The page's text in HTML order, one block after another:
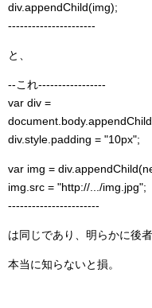
div.appendChild(img);
----------------------
と、
--これ-----------------
var div =
div.style.padding = "10px";
var img =
img.src = "http://.../img.jpg";
-----------------------
は同じであり、明らかに後
本当に知らないと損。